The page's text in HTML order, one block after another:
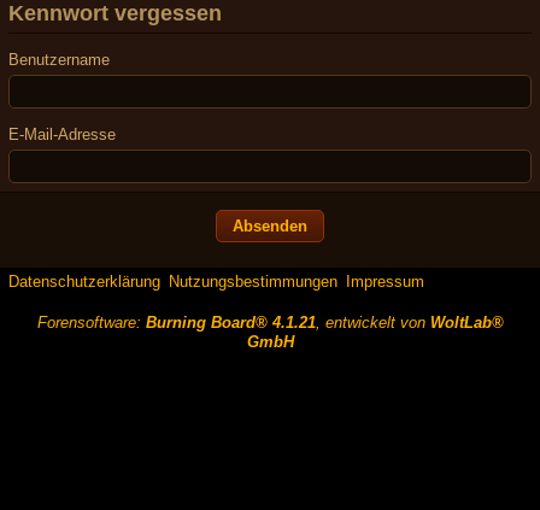
Kennwort vergessen
Benutzername
E-Mail-Adresse
Datenschutzerklärung Nutzungsbestimmungen Impressum
Forensoftware: Burning Board® 4.1.21, entwickelt von WoltLab®
GmbH